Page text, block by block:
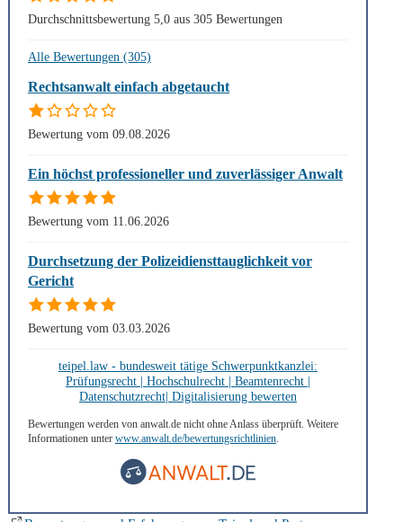
Durchschnittsbewertung 5,0 aus 305 Bewertungen
Alle Bewertungen (305)
Rechtsanwalt einfach abgetaucht
Bewertung vom 09.08.2026
Ein höchst professioneller und zuverlässiger Anwalt
Bewertung vom 11.06.2026
Durchsetzung der Polizeidiensttauglichkeit vor
Gericht
Bewertung vom 03.03.2026
teipel.law - bundesweit tätige Schwerpunktkanzlei:
Prüfungsrecht | Hochschulrecht | Beamtenrecht |
Datenschutzrecht| Digitalisierung bewerten
Bewertungen werden von anwalt.de nicht ohne Anlass überprüft. Weitere
Informationen unter www.anwalt.de/bewertungsrichtlinien.